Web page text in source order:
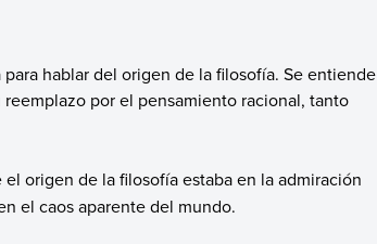
hablar del origen de la filosofía. Se entiende
por el pensamiento racional, tanto
origen de la filosofía estaba en la admiración
el caos aparente del mundo.